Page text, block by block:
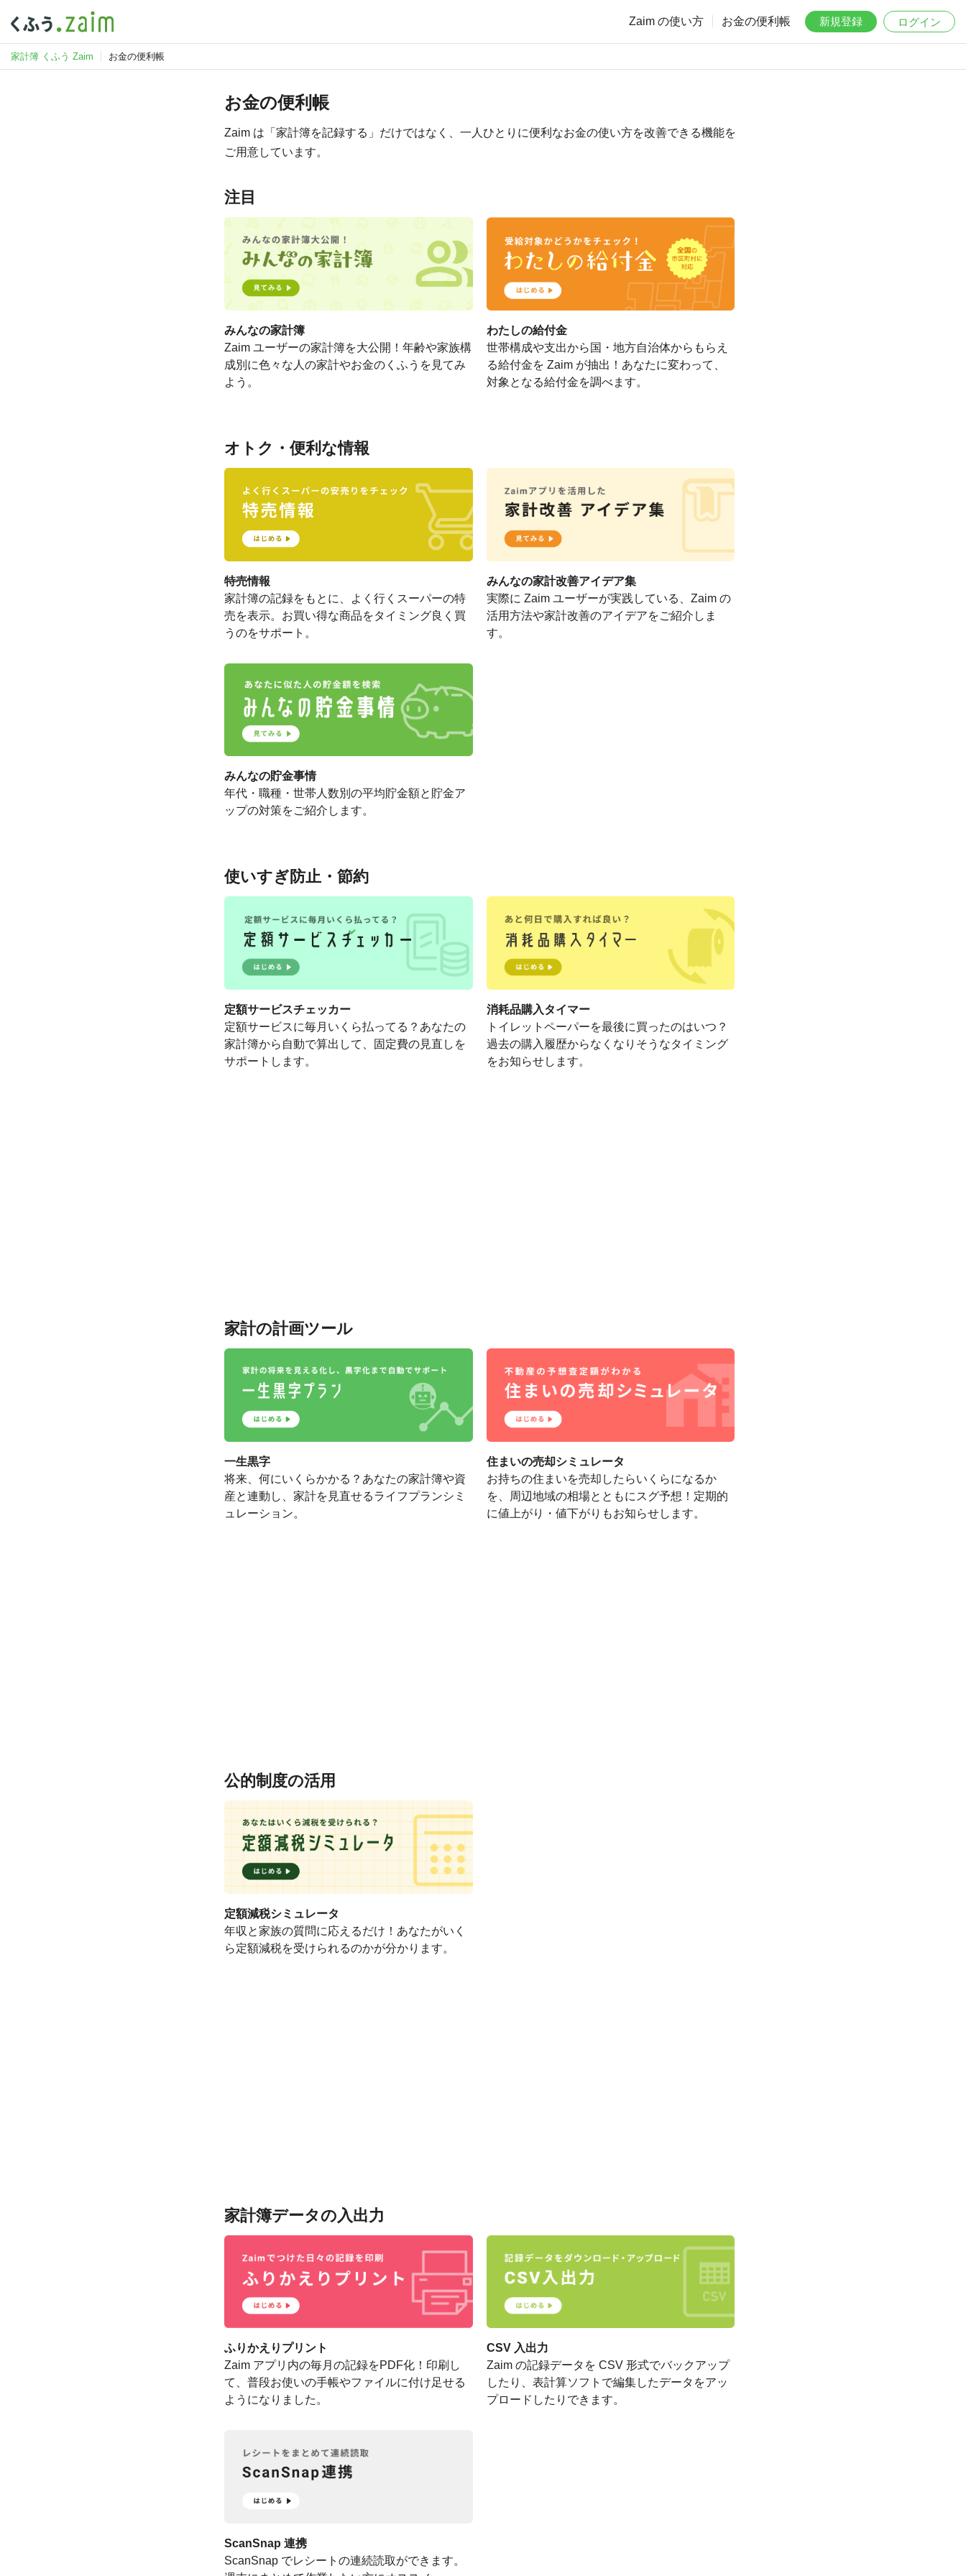
Zaim の使い方 お金の便利帳 新規登録 ログイン
家計簿 くふう Zaim お金の便利帳
お金の便利帳
Zaim は「家計簿を記録する」だけではなく、一人ひとりに便利なお金の使い方を改善できる機能を
ご用意しています。
注目
みんなの家計簿
Zaim ユーザーの家計簿を大公開！年齢や家族構
成別に色々な人の家計やお金のくふうを見てみ
よう。
わたしの給付金
世帯構成や支出から国・地方自治体からもらえ
る給付金を Zaim が抽出！あなたに変わって、
対象となる給付金を調べます。
オトク・便利な情報
特売情報
家計簿の記録をもとに、よく行くスーパーの特
売を表示。お買い得な商品をタイミング良く買
うのをサポート。
みんなの家計改善アイデア集
実際に Zaim ユーザーが実践している、Zaim の
活用方法や家計改善のアイデアをご紹介しま
す。
みんなの貯金事情
年代・職種・世帯人数別の平均貯金額と貯金ア
ップの対策をご紹介します。
使いすぎ防止・節約
定額サービスチェッカー
定額サービスに毎月いくら払ってる？あなたの
家計簿から自動で算出して、固定費の見直しを
サポートします。
消耗品購入タイマー
トイレットペーパーを最後に買ったのはいつ？
過去の購入履歴からなくなりそうなタイミング
をお知らせします。
家計の計画ツール
一生黒字
将来、何にいくらかかる？あなたの家計簿や資
産と連動し、家計を見直せるライフプランシミ
ュレーション。
住まいの売却シミュレータ
お持ちの住まいを売却したらいくらになるか
を、周辺地域の相場とともにスグ予想！定期的
に値上がり・値下がりもお知らせします。
公的制度の活用
定額減税シミュレータ
年収と家族の質問に応えるだけ！あなたがいく
ら定額減税を受けられるのかが分かります。
家計簿データの入出力
ふりかえりプリント
Zaim アプリ内の毎月の記録をPDF化！印刷し
て、普段お使いの手帳やファイルに付け足せる
ようになりました。
CSV 入出力
Zaim の記録データを CSV 形式でバックアップ
したり、表計算ソフトで編集したデータをアッ
プロードしたりできます。
ScanSnap 連携
ScanSnap でレシートの連続読取ができます。